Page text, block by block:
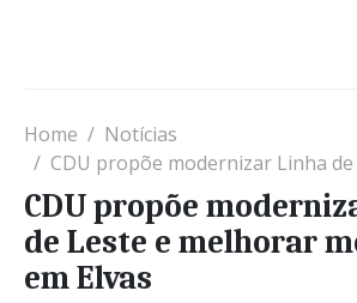
Home
Notícias
CDU propõe modernizar Linha de Leste e
CDU propõe
de Leste e melhorar
em Elvas